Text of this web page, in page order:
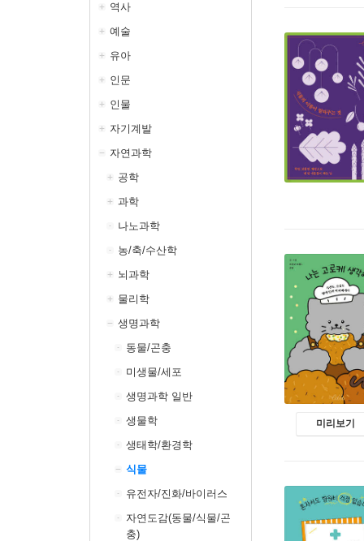
역사
예술
유아
인문
인물
자기계발
자연과학
공학
과학
나노과학
농/축/수산학
뇌과학
물리학
생명과학
동물/곤충
미생물/세포
생명과학 일반
생물학
생태학/환경학
식물
유전자/진화/바이러스
자연도감(동물/식물/곤
충)
미리보기